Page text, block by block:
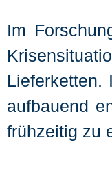
Im
Lieferketten.
aufbauend
frühzeitig zu